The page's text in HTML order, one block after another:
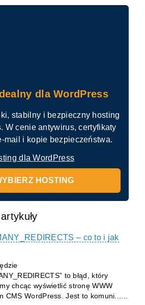
dla WordPress
stabilny i bezpieczny hosting
W cenie antywirus, certyfikaty
mail i kopie bezpieczeństwa.
dla WordPress
HOSTING
– co to i jak
to błąd, który
chcąc wyświetlić stronę WWW
CMS WordPress. Jest to komuni......